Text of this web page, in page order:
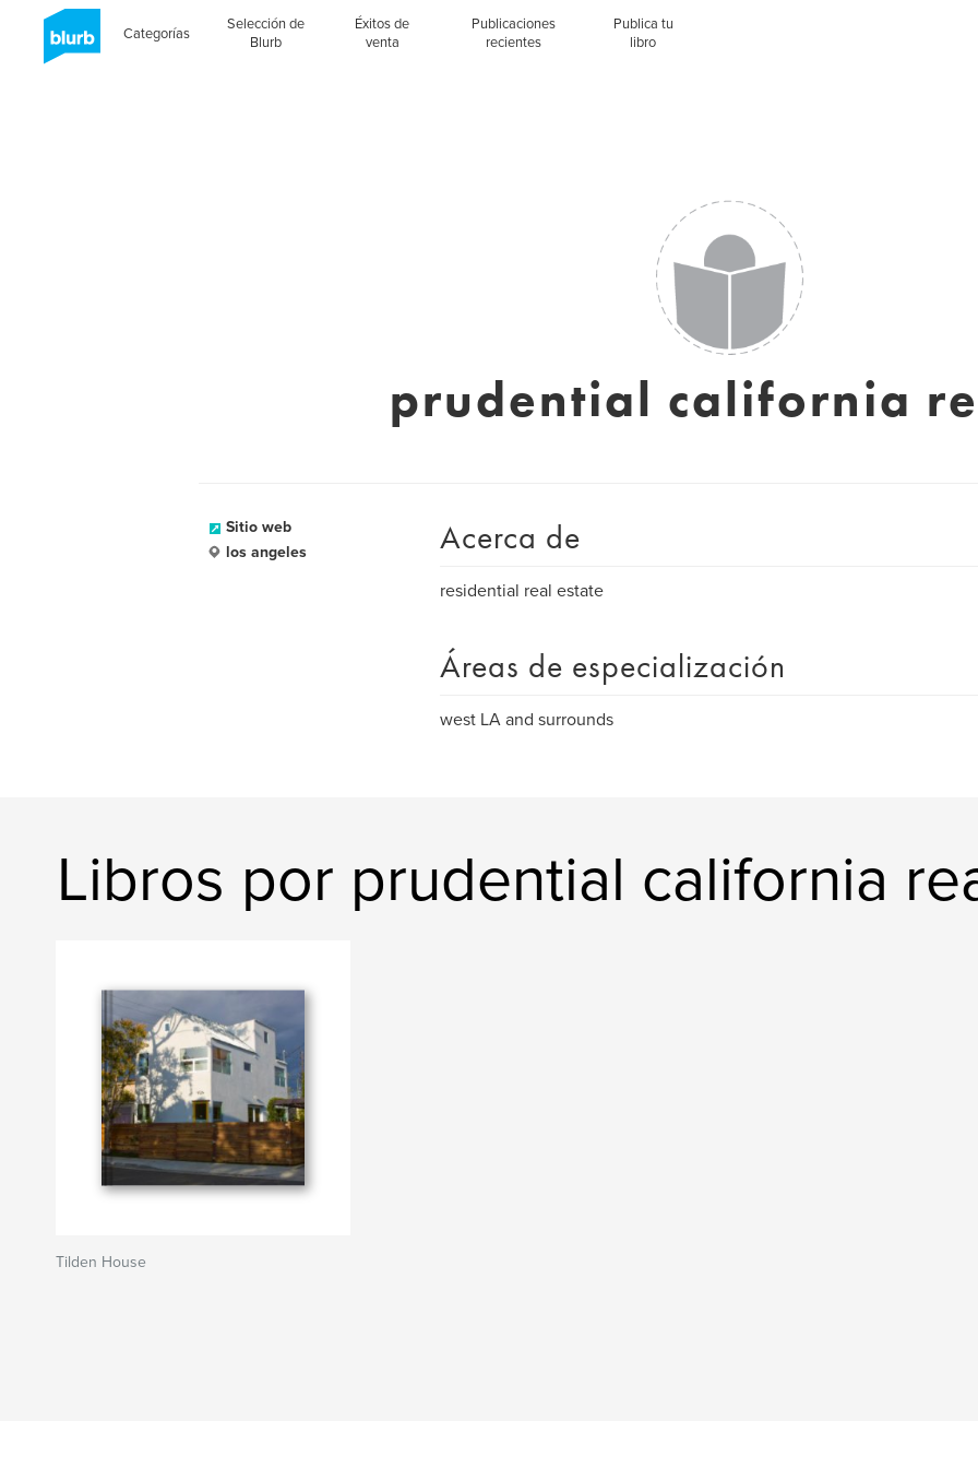
Categorías
Selección de
Blurb
Éxitos de
venta
Publicaciones
recientes
Publica tu
libro
prudential california
Sitio web
los angeles
Acerca de
residential real estate
Áreas de especialización
west LA and surrounds
Libros por prudential california
Tilden House